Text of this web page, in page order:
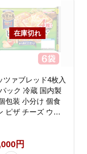
ツァブレッド4枚入
ック 冷蔵 国内製
包装 小分け 個食
ピザ チーズ ウイ
くだけ レンジ レ
円